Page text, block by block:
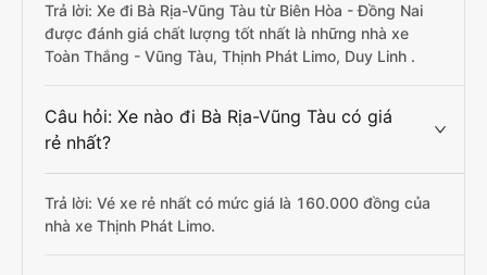
Trả lời: Xe đi Bà Rịa-Vũng Tàu từ Biên Hòa - Đồng Nai
được đánh giá chất lượng tốt nhất là những nhà xe
Toàn Thắng - Vũng Tàu, Thịnh Phát Limo, Duy Linh .
Câu hỏi: Xe nào đi Bà Rịa-Vũng Tàu có giá
rẻ nhất?
Trả lời: Vé xe rẻ nhất có mức giá là 160.000 đồng của
nhà xe Thịnh Phát Limo.